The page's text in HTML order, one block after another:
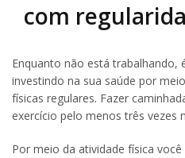
com
Enquanto não está trabalhando,
investindo na sua saúde por
físicas regulares. Fazer
exercício pelo menos três vezes
Por meio da atividade física